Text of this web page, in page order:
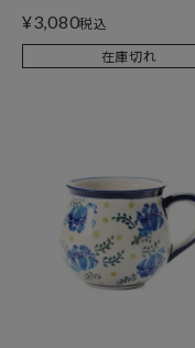
¥3,080税込
在庫切れ